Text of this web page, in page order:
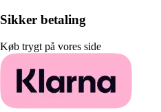
Sikker betaling
Køb trygt på vores side